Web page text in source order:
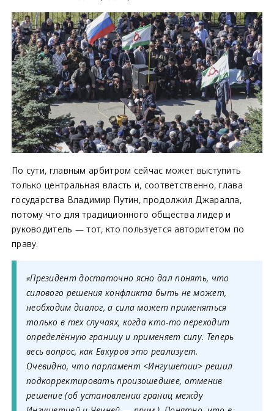
По сути, главным арбитром сейчас может выступить
только центральная власть и, соответственно, глава
государства Владимир Путин, продолжил Джаралла,
потому что для традиционного общества лидер и
руководитель — тот, кто пользуется авторитетом по
праву.
«Президент достаточно ясно дал понять, что
силового решения конфликта быть не может,
необходим диалог, а сила может применяться
только в тех случаях, когда кто-то переходит
определённую границу и применяет силу. Теперь
весь вопрос, как Евкуров это реализует.
Очевидно, что парламент <Ингушетии> решил
подкорректировать произошедшее, отменив
решение (об установлении границ между